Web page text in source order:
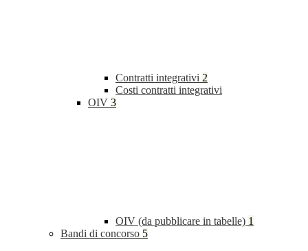
Contratti integrativi 2
Costi contratti integrativi
OIV 3
OIV (da pubblicare in tabelle) 1
Bandi di concorso 5